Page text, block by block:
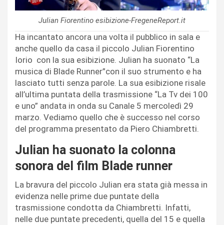
Julian Fiorentino esibizione-FregeneReport.it
Ha incantato ancora una volta il pubblico in sala e
anche quello da casa il piccolo Julian Fiorentino
Iorio con la sua esibizione. Julian ha suonato “La
musica di Blade Runner”con il suo strumento e ha
lasciato tutti senza parole. La sua esibizione risale
all’ultima puntata della trasmissione “La Tv dei 100
e uno” andata in onda su Canale 5 mercoledì 29
marzo. Vediamo quello che è successo nel corso
del programma presentato da Piero Chiambretti.
Julian ha suonato la colonna
sonora del film Blade runner
La bravura del piccolo Julian era stata già messa in
evidenza nelle prime due puntate della
trasmissione condotta da Chiambretti. Infatti,
nelle due puntate precedenti, quella del 15 e quella